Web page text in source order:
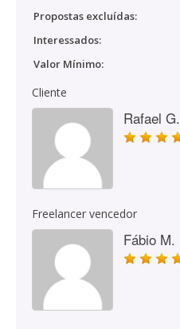
Propostas excluídas:
Interessados:
Valor Mínimo:
Cliente
Rafael G.
Freelancer vencedor
Fábio M.